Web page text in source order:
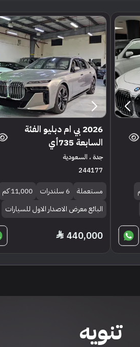
2026 بي ام دبليو الفئة
السابعة 735أي
جدة ، السعودية
244177
مستعملة 6 سلندرات
11,000 كم
البائع معرض الاصدار الاول للسيارات
440,000
تنويه